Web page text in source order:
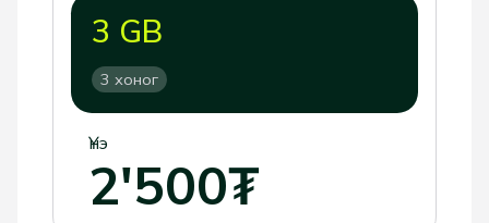
3 GB
3 хоног
Үнэ
2'500₮